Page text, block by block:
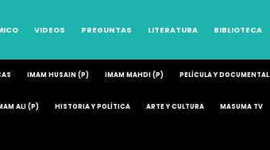
VIDEOS PREGUNTAS LITERATURA BIBLIOTECA
IMAM HUSAIN (P) IMAM MAHDI (P) PELÍCULA Y DOCUMENTAL
ALI (P) HISTORIA Y POLÍTICA ARTE Y CULTURA MASUMA TV